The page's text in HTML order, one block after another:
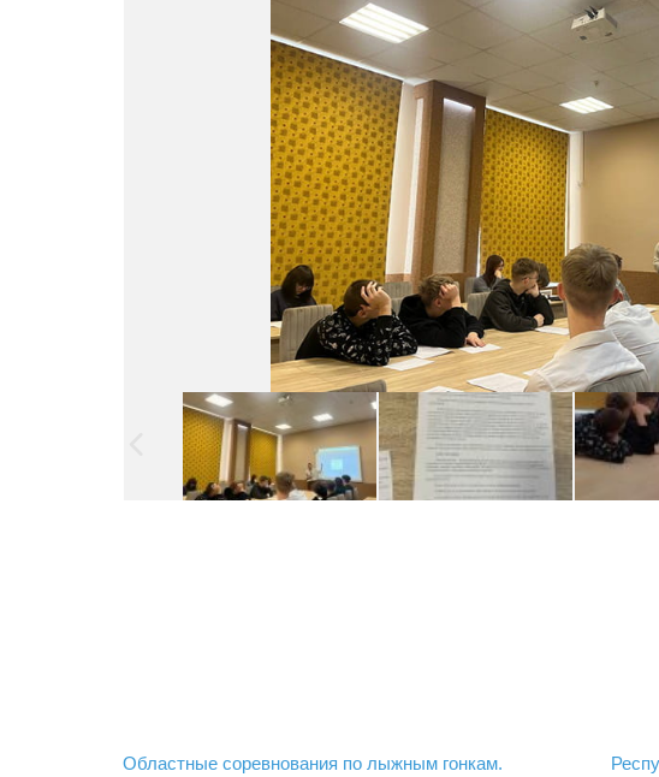
Навигация
Областные соревнования по лыжным гонкам.